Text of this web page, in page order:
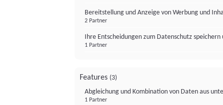
Bereitstellung und Anzeige von Werbung und
2 Partner
Ihre Entscheidungen zum Datenschutz
1 Partner
Features (3)
Abgleichung und Kombination von Daten aus
1 Partner